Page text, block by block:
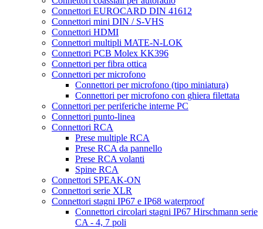
Connettori EUROCARD DIN 41612
Connettori mini DIN / S-VHS
Connettori HDMI
Connettori multipli MATE-N-LOK
Connettori PCB Molex KK396
Connettori per fibra ottica
Connettori per microfono
Connettori per microfono (tipo miniatura)
Connettori per microfono con ghiera filettata
Connettori per periferiche interne PC
Connettori punto-linea
Connettori RCA
Prese multiple RCA
Prese RCA da pannello
Prese RCA volanti
Spine RCA
Connettori SPEAK-ON
Connettori serie XLR
Connettori stagni IP67 e IP68 waterproof
Connettori circolari stagni IP67 Hirschmann serie
CA - 4, 7 poli